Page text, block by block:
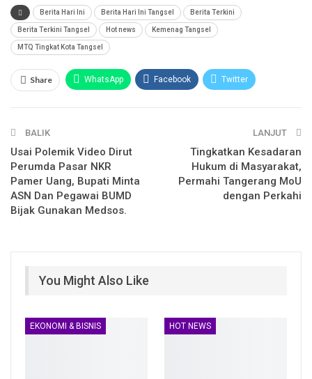
Berita Hari Ini Berita Hari Ini Tangsel Berita Terkini
Berita Terkini Tangsel Hot news Kemenag Tangsel
MTQ Tingkat Kota Tangsel
Share WhatsApp Facebook Twitter
LINE
BALIK
Usai Polemik Video Dirut
Perumda Pasar NKR
Pamer Uang, Bupati Minta
ASN Dan Pegawai BUMD
Bijak Gunakan Medsos.
LANJUT
Tingkatkan Kesadaran
Hukum di Masyarakat,
Permahi Tangerang MoU
dengan Perkahi
You Might Also Like
EKONOMI & BISNIS HOT NEWS